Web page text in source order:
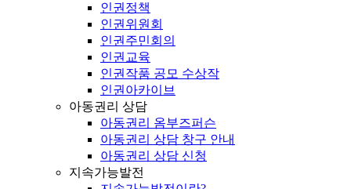
인권정책
인권위원회
인권주민회의
인권교육
인권작품 공모 수상작
인권아카이브
아동권리 상담
아동권리 옴부즈퍼슨
아동권리 상담 창구 안내
아동권리 상담 신청
지속가능발전